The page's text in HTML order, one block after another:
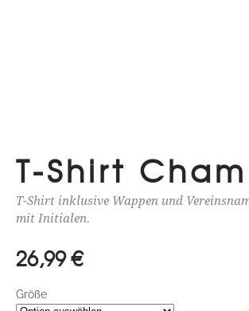
T-Shirt
T-Shirt inklusive Wappen und
mit Initialen.
26,99€
Größe